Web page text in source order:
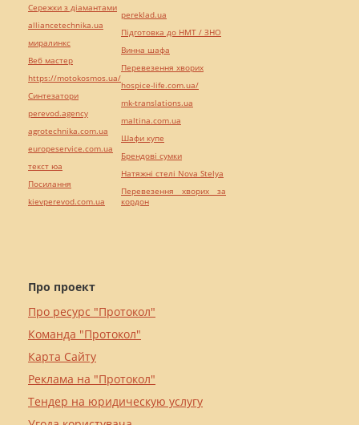
Про проект
Про ресурс "Протокол"
Команда "Протокол"
Карта Сайту
Реклама на "Протокол"
Тендер на юридическую услугу
Сережки з діамантами
alliancetechnika.ua
миралинкс
Веб мастер
https://motokosmos.ua/
Синтезатори
perevod.agency
agrotechnika.com.ua
europeservice.com.ua
текст юа
Посилання
kievperevod.com.ua
pereklad.ua
Підготовка до НМТ / ЗНО
Винна шафа
Перевезення хворих
hospice-life.com.ua/
mk-translations.ua
maltina.com.ua
Шафи купе
Брендові сумки
Натяжні стелі Nova Stelya
Перевезення хворих за
кордон